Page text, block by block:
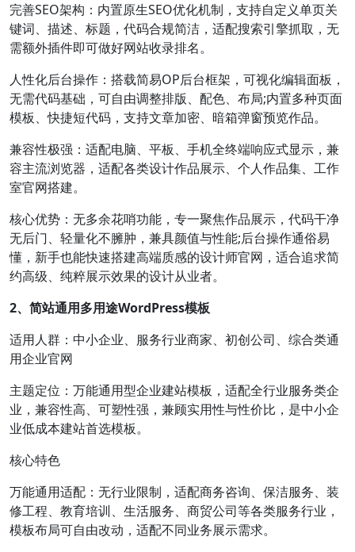
完善SEO架构：内置原生SEO优化机制，支持自定义单页关
键词、描述、标题，代码合规简洁，适配搜索引擎抓取，无
需额外插件即可做好网站收录排名。
人性化后台操作：搭载简易OP后台框架，可视化编辑面板，
无需代码基础，可自由调整排版、配色、布局;内置多种页面
模板、快捷短代码，支持文章加密、暗箱弹窗预览作品。
兼容性极强：适配电脑、平板、手机全终端响应式显示，兼
容主流浏览器，适配各类设计作品展示、个人作品集、工作
室官网搭建。
核心优势：无多余花哨功能，专一聚焦作品展示，代码干净
无后门、轻量化不臃肿，兼具颜值与性能;后台操作通俗易
懂，新手也能快速搭建高端质感的设计师官网，适合追求简
约高级、纯粹展示效果的设计从业者。
2、简站通用多用途WordPress模板
适用人群：中小企业、服务行业商家、初创公司、综合类通
用企业官网
主题定位：万能通用型企业建站模板，适配全行业服务类企
业，兼容性高、可塑性强，兼顾实用性与性价比，是中小企
业低成本建站首选模板。
核心特色
万能通用适配：无行业限制，适配商务咨询、保洁服务、装
修工程、教育培训、生活服务、商贸公司等各类服务行业，
模板布局可自由改动，适配不同业务展示需求。